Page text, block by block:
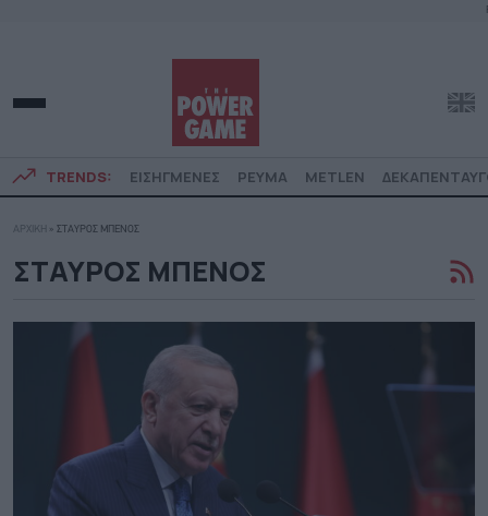
TRENDS: ΕΙΣΗΓΜΕΝΕΣ ΡΕΥΜΑ METLEN
ΑΡΧΙΚΗ » ΣΤΑΥΡΟΣ ΜΠΕΝΟΣ
ΣΤΑΥΡΟΣ ΜΠΕΝΟΣ